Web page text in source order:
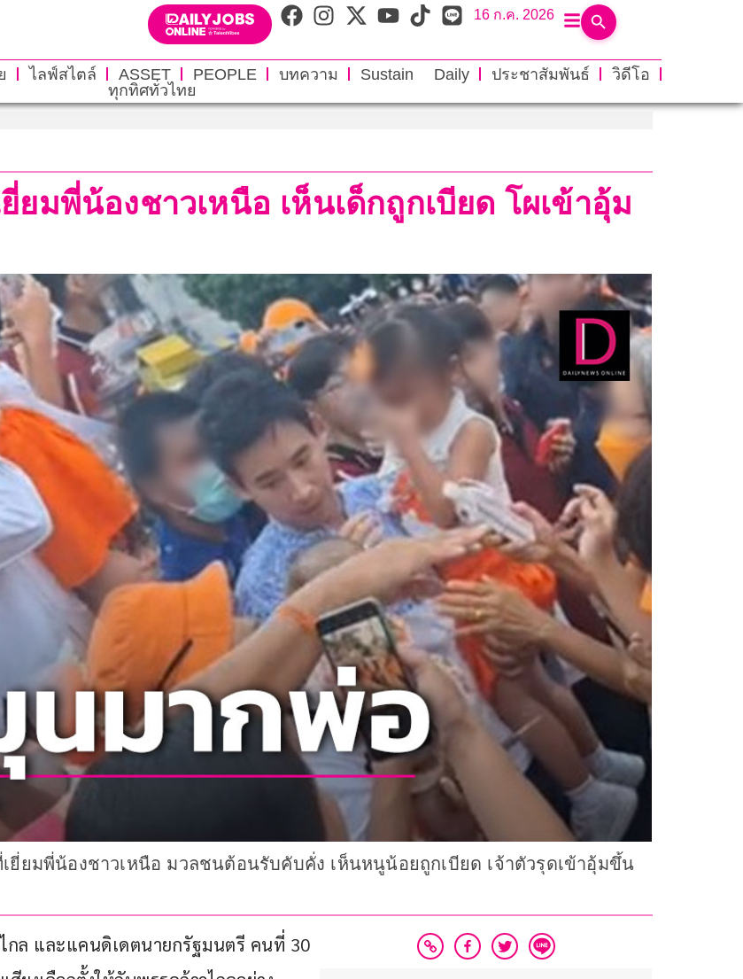
16 ก.ค. 2026
ไลฟ์สไตล์ ASSET PEOPLE บทความ Sustain Daily ประชาสัมพันธ์
วิดีโอ
ทุกทิศทั่วไทย
ยมพี่น้องชาวเหนือ เห็นเด็กถูกเบียด โผเข้าอุ้ม
ยี่ยมพี่น้องชาวเหนือ มวลชนต้อนรับคับคั่ง เห็นหนูน้อยถูกเบียด เจ้าตัวรุดเข้าอุ้มขึ้น
กล และแคนดิเดตนายกรัฐมนตรี คนที่ 30